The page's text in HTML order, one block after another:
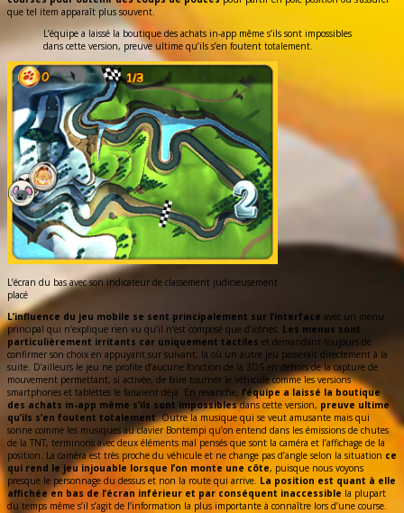
que tel item apparaît plus souvent.
L’équipe a laissé la boutique des achats in-app même s’ils sont impossibles
dans cette version, preuve ultime qu’ils s’en foutent totalement.
L’écran du bas avec son indicateur de classement judicieusement
placé
L’influence du jeu mobile se sent principalement sur l’interface avec un menu
principal qui n’explique rien vu qu’il n’est composé que d’icônes. Les menus sont
particulièrement irritants car uniquement tactiles et demandant toujours de
confirmer son choix en appuyant sur suivant, là où un autre jeu passerait directement à la
suite. D’ailleurs le jeu ne profite d’aucune fonction de la 3DS en dehors de la capture de
mouvement permettant, si activée, de faire tourner le véhicule comme les versions
smartphones et tablettes le faisaient déjà. En revanche, l’équipe a laissé la boutique
des achats in-app même s’ils sont impossiblesdans cette version, preuve ultime
qu’ils s’en foutent totalement. Outre la musique qui se veut amusante mais qui
sonne comme les musiques au clavier Bontempi qu’on entend dans les émissions de chutes
de la TNT, terminons avec deux éléments mal pensés que sont la caméra et l’affichage de la
position. La caméra est très proche du véhicule et ne change pas d’angle selon la situation ce
qui rend le jeu injouable lorsque l’on monte une côte, puisque nous voyons
presque le personnage du dessus et non la route qui arrive. La position est quant à elle
affichée en bas de l’écran inférieur et par conséquent inaccessible la plupart
du temps même s’il s’agit de l’information la plus importante à connaître lors d’une course.